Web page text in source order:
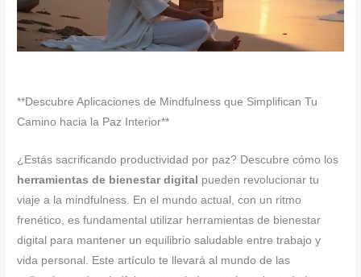
**Descubre Aplicaciones de Mindfulness que Simplifican Tu
Camino hacia la Paz Interior**
¿Estás sacrificando productividad por paz? Descubre cómo los
herramientas de bienestar digital pueden revolucionar tu
viaje a la mindfulness. En el mundo actual, con un ritmo
frenético, es fundamental utilizar herramientas de bienestar
digital para mantener un equilibrio saludable entre trabajo y
vida personal. Este artículo te llevará al mundo de las